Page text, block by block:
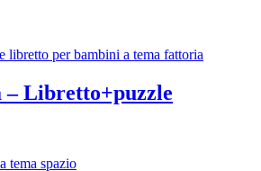
Libretto+puzzle